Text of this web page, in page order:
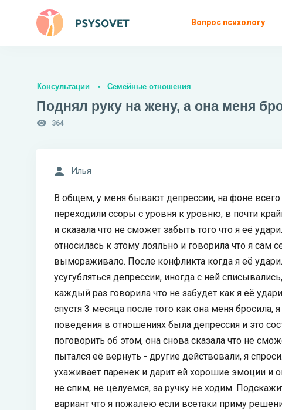
Вопрос психологу
Консультации Семейные отношения
Поднял руку на жену, а она меня
364
Илья
В общем, у меня бывают депрессии, на фоне
переходили ссоры с уровня к уровню, в почти
и сказала что не сможет забыть того что я её
относилась к этому лояльно и говорила что я
вымораживало. После конфликта когда я её
усугубляться депрессии, иногда с ней
каждый раз говорила что не забудет как я её
спустя 3 месяца после того как она меня бросила,
поведения в отношениях была депрессия и это
поговорить об этом, она снова сказала что не
пытался её вернуть - другие действовали, я
ухаживает паренек и дарит ей хорошие эмоции и
не спим, не целуемся, за ручку не ходим.
вариант что я пожалею если всетаки приму